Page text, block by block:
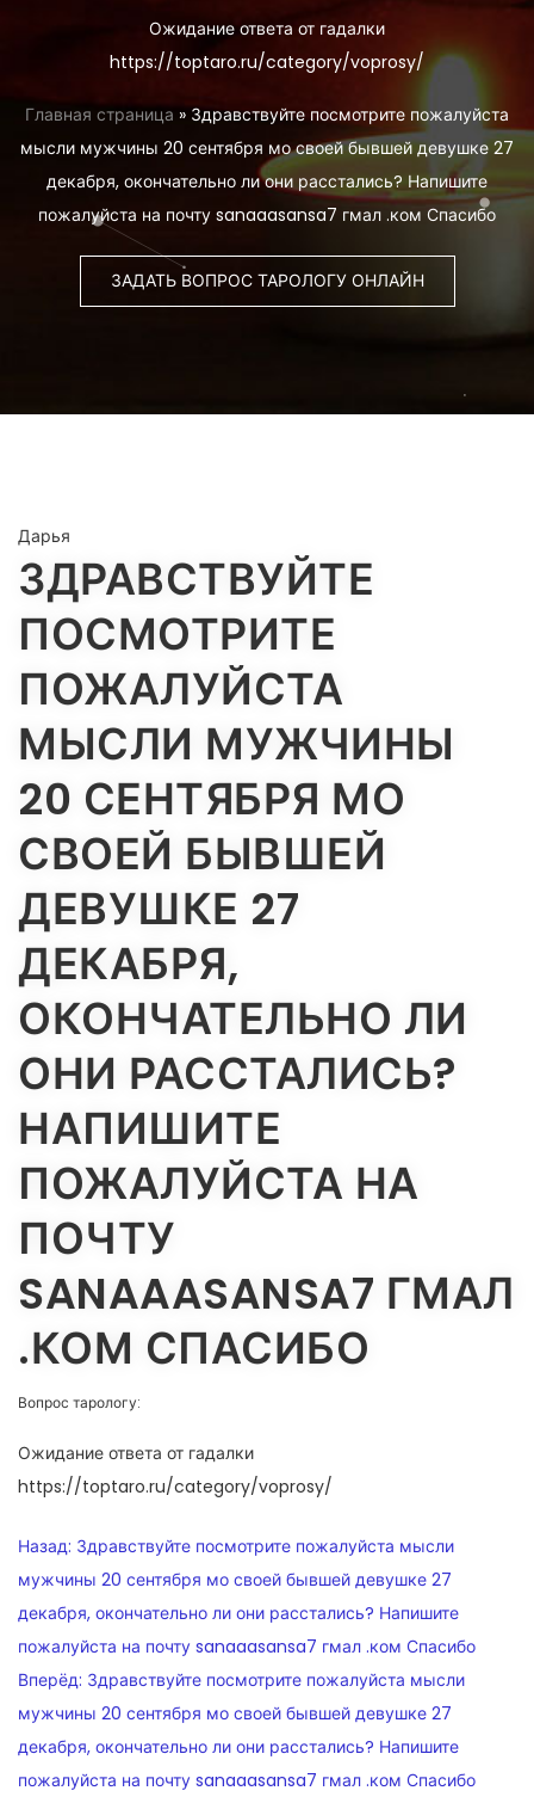
Ожидание ответа от гадалки
https://toptaro.ru/category/voprosy/
Главная страница » Здравствуйте посмотрите пожалуйста
мысли мужчины 20 сентября мо своей бывшей девушке 27
декабря, окончательно ли они расстались? Напишите
пожалуйста на почту sanaaasansa7 гмал .ком Спасибо
ЗАДАТЬ ВОПРОС ТАРОЛОГУ ОНЛАЙН
Дарья
ЗДРАВСТВУЙТЕ
ПОСМОТРИТЕ
ПОЖАЛУЙСТА
МЫСЛИ МУЖЧИНЫ
20 СЕНТЯБРЯ МО
СВОЕЙ БЫВШЕЙ
ДЕВУШКЕ 27
ДЕКАБРЯ,
ОКОНЧАТЕЛЬНО ЛИ
ОНИ РАССТАЛИСЬ?
НАПИШИТЕ
ПОЖАЛУЙСТА НА
ПОЧТУ
SANAAASANSA7 ГМАЛ
.КОМ СПАСИБО
Вопрос тарологу:
Ожидание ответа от гадалки
https://toptaro.ru/category/voprosy/
НАВИГАЦИЯ
ПО
ЗАПИСЯМ
Назад: Здравствуйте посмотрите пожалуйста мысли
мужчины 20 сентября мо своей бывшей девушке 27
декабря, окончательно ли они расстались? Напишите
пожалуйста на почту sanaaasansa7 гмал .ком Спасибо
Вперёд: Здравствуйте посмотрите пожалуйста мысли
мужчины 20 сентября мо своей бывшей девушке 27
декабря, окончательно ли они расстались? Напишите
пожалуйста на почту sanaaasansa7 гмал .ком Спасибо